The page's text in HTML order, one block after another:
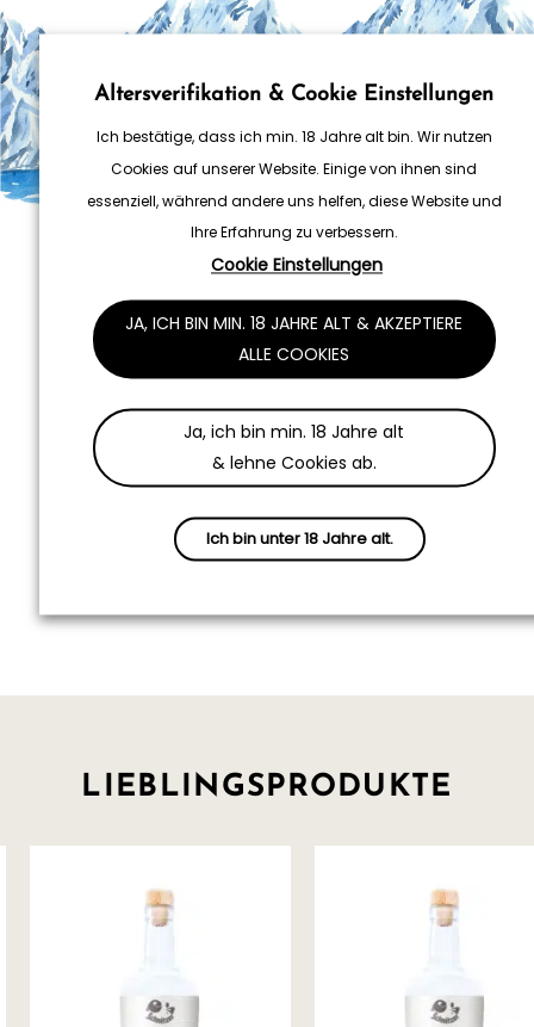
Handgemacht im Chiemgau
Für den einzigartigen Geschmack der
Produkte, sorgen kurze Wege von den
Rohstoff-Erzeugern – meist direkt aus dem
Chiemgau, oder aus dem eigenen Anbau.
Aroma, noch Zucker verwendet.
100% Handgemacht
0% künstliche Aromen
Ein Höchstmaß an Sorgfalt, Qualität der
Rohstoffe und Destilleriekunst, ohne den
Zusatz von künstlichen Aromen, bilden die
Basis all unserer Produkte.
LIEBLINGSPRODUKTE
Altersverifikation & Cookie Einstellungen
Ich bestätige, dass ich min. 18 Jahre alt bin. Wir nutzen
Cookies auf unserer Website. Einige von ihnen sind
essenziell, während andere uns helfen, diese Website und
Ihre Erfahrung zu verbessern.
Cookie Einstellungen
JA, ICH BIN MIN. 18 JAHRE ALT & AKZEPTIERE
ALLE COOKIES
Ja, ich bin min. 18 Jahre alt
& lehne Cookies ab.
Ich bin unter 18 Jahre alt.